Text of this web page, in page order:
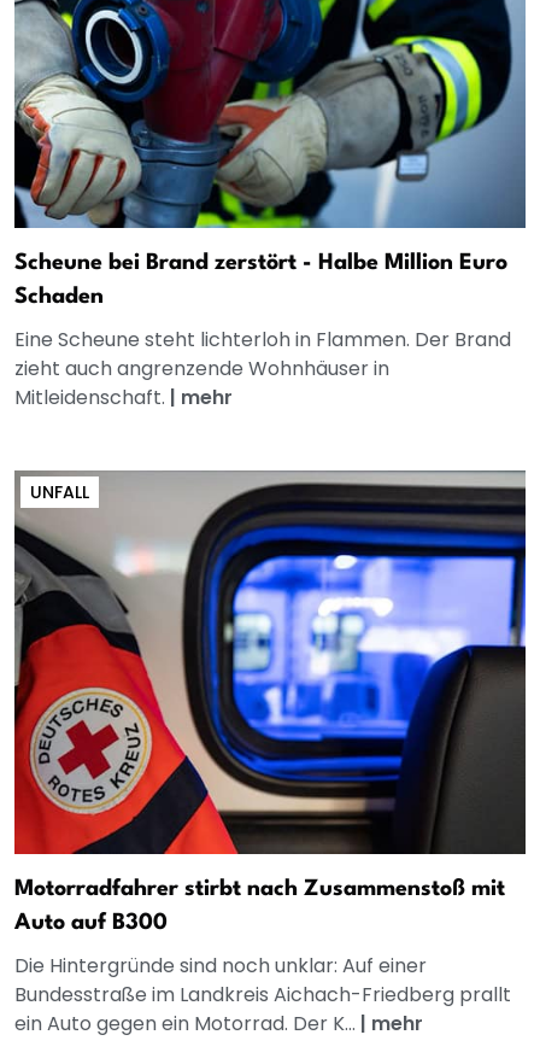
Scheune bei Brand zerstört - Halbe Million Euro
Schaden
Eine Scheune steht lichterloh in Flammen. Der Brand
zieht auch angrenzende Wohnhäuser in
Mitleidenschaft. | mehr
UNFALL
Motorradfahrer stirbt nach Zusammenstoß mit
Auto auf B300
Die Hintergründe sind noch unklar: Auf einer
Bundesstraße im Landkreis Aichach-Friedberg prallt
ein Auto gegen ein Motorrad. Der K... | mehr